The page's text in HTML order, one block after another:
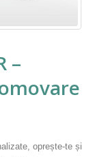
–
oprește-te și